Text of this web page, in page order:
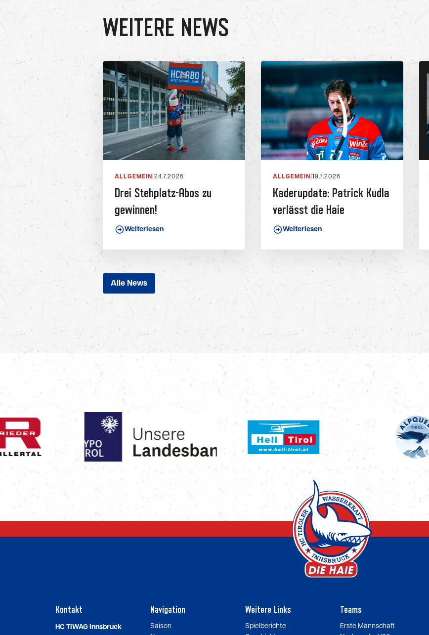
WEITERE NEWS
ALLGEMEIN 24.7.2026
Drei Stehplatz-Abos zu
gewinnen!
Weiterlesen
ALLGEMEIN 19.7.2026
Kaderupdate: Patrick Kudla
verlässt die Haie
Weiterlesen
Alle News
Kontakt
HC TIWAG Innsbruck
Navigation
Saison
Weitere Links
Spielberichte
Teams
Erste Mannschaft